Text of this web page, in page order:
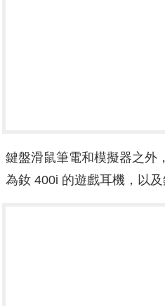
鍵盤滑鼠筆電和模擬器之外
為釹 400i 的遊戲耳機，以及